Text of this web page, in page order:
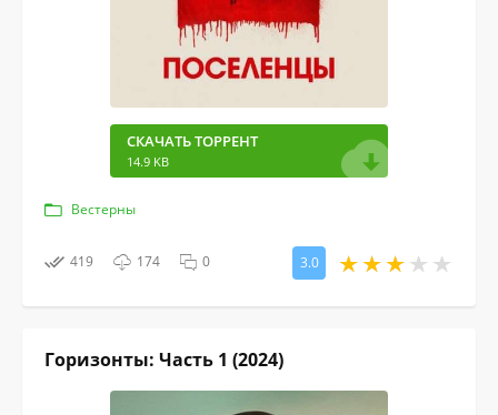
СКАЧАТЬ ТОРРЕНТ
14.9 KB
Вестерны
419 174 0 3.0
Горизонты: Часть 1 (2024)